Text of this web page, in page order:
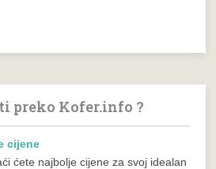
preko Kofer.info ?
cijene
ćete najbolje cijene za svoj idealan